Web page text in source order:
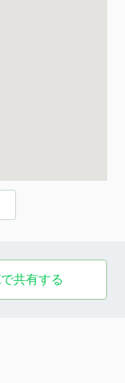
共有する